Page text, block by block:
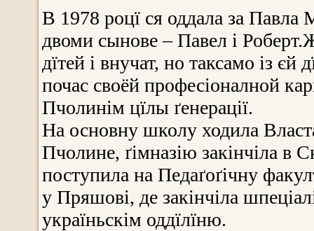
В 1978 роцї ся оддала за Павла
двоми сынове – Павел і
дїтей і внучат, но таксамо із
почас своёй професіоналной
Пчолинім цїлы ґенерації.
На основну школу ходила
Пчолине, ґімназію закінчіла в
поступила на Педаґоґічну
у Пряшові, де закінчіла
україньскім оддїлїню.